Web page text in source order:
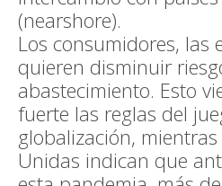
(nearshore).
Los consumidores, las
quieren disminuir
abastecimiento. Esto
fuerte las reglas del
globalización,
Unidas indican que